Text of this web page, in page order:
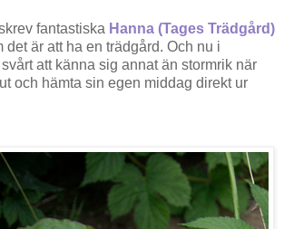
fantastiska Hanna (Tages Trädgård)
det är att ha en trädgård. Och nu i
att känna sig annat än stormrik när
och hämta sin egen middag direkt ur